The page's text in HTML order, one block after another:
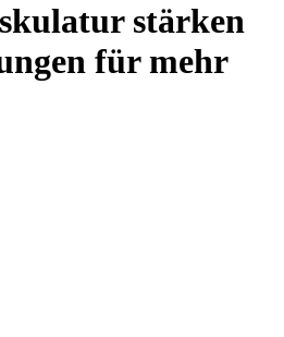
stärken
für mehr